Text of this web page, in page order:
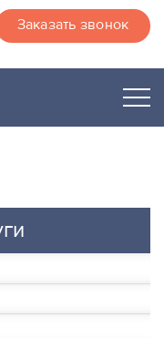
Заказать звонок